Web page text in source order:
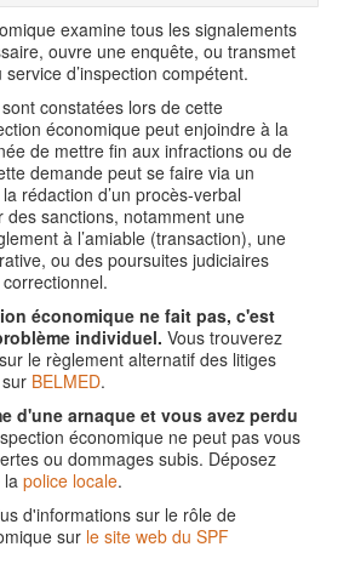
examine tous les signalements
ouvre une enquête, ou transmet
d’inspection compétent.
constatées lors de cette
économique peut enjoindre à la
de mettre fin aux infractions ou de
demande peut se faire via un
rédaction d’un procès-verbal
des sanctions, notamment une
à l’amiable (transaction), une
ou des poursuites judiciaires
économique ne fait pas, c'est
individuel. Vous trouverez
le règlement alternatif des litiges
BELMED.
d'une arnaque et vous avez perdu
économique ne peut pas vous
ou dommages subis. Déposez
la police locale.
d'informations sur le rôle de
sur le site web du SPF